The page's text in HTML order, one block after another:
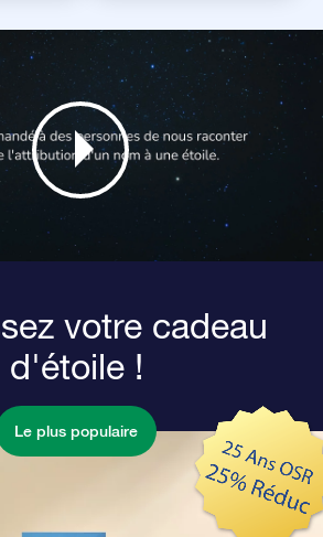
votre cadeau
d'étoile !
Le plus populaire